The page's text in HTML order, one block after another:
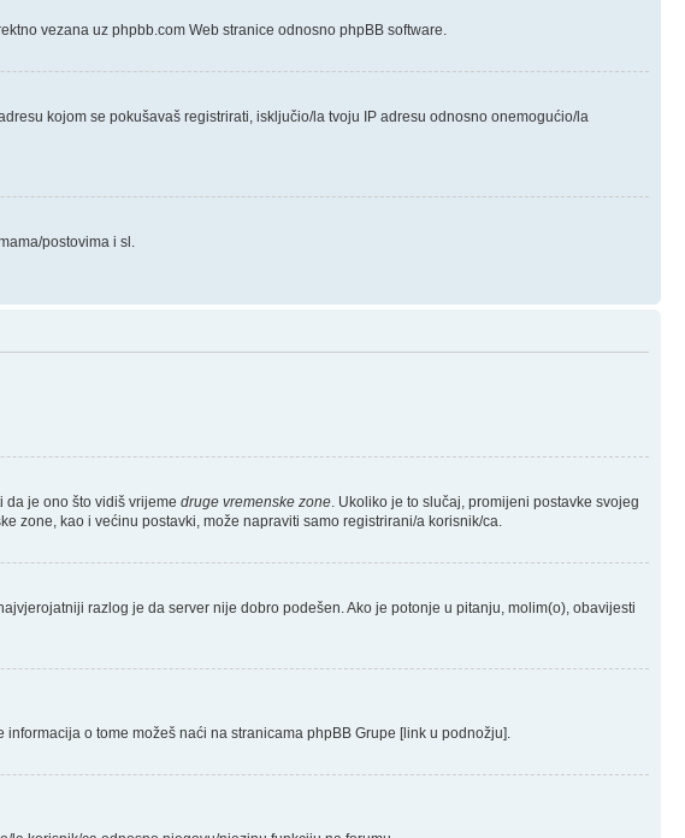
vezana uz phpbb.com Web stranice odnosno phpBB software.
kojom se pokušavaš registrirati, isključio/la tvoju IP adresu odnosno onemogućio/la
postovima i sl.
da je ono što vidiš vrijeme druge vremenske zone . Ukoliko je to slučaj, promijeni postavke svojeg
zone, kao i većinu postavki, može napraviti samo registrirani/a korisnik/ca.
razlog je da server nije dobro podešen. Ako je potonje u pitanju, molim(o), obavijesti
o tome možeš naći na stranicama phpBB Grupe [link u podnožju].